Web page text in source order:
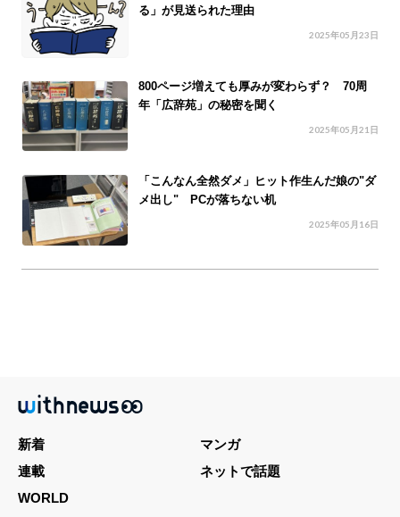
る」が見送られた理由
2025年05月23日
800ページ増えても厚みが変わらず？ 70周
年「広辞苑」の秘密を聞く
2025年05月21日
「こんなん全然ダメ」ヒット作生んだ娘の"ダ
メ出し" PCが落ちない机
2025年05月16日
新着
マンガ
連載
ネットで話題
WORLD